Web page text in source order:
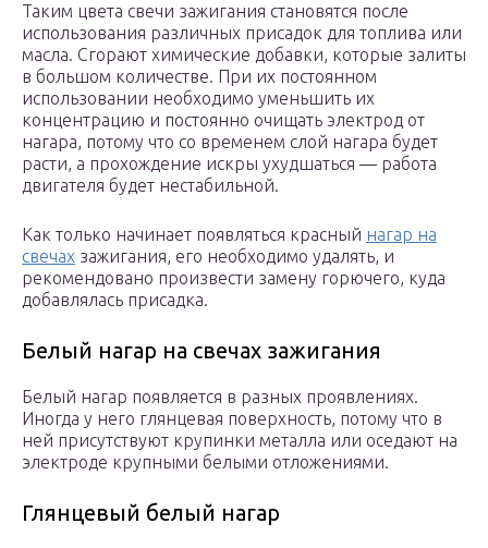
Таким цвета свечи зажигания становятся после
использования различных присадок для топлива или
масла. Сгорают химические добавки, которые залиты
в большом количестве. При их постоянном
использовании необходимо уменьшить их
концентрацию и постоянно очищать электрод от
нагара, потому что со временем слой нагара будет
расти, а прохождение искры ухудшаться — работа
двигателя будет нестабильной.
Как только начинает появляться красный нагар на
свечах зажигания, его необходимо удалять, и
рекомендовано произвести замену горючего, куда
добавлялась присадка.
Белый нагар на свечах зажигания
Белый нагар появляется в разных проявлениях.
Иногда у него глянцевая поверхность, потому что в
ней присутствуют крупинки металла или оседают на
электроде крупными белыми отложениями.
Глянцевый белый нагар